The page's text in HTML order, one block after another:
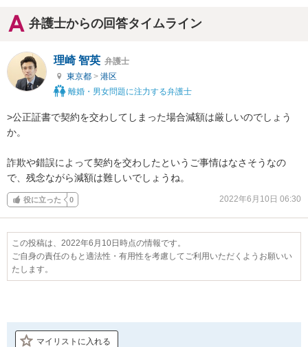
弁護士からの回答タイムライン
理崎 智英 弁護士
東京都 > 港区
離婚・男女問題に注力する弁護士
>公正証書で契約を交わしてしまった場合減額は厳しいのでしょう
か。
詐欺や錯誤によって契約を交わしたというご事情はなさそうなの
で、残念ながら減額は難しいでしょうね。
役に立った 0 2022年6月10日 06:30
この投稿は、2022年6月10日時点の情報です。
ご自身の責任のもと適法性・有用性を考慮してご利用いただくようお願いい
たします。
マイリストに入れる